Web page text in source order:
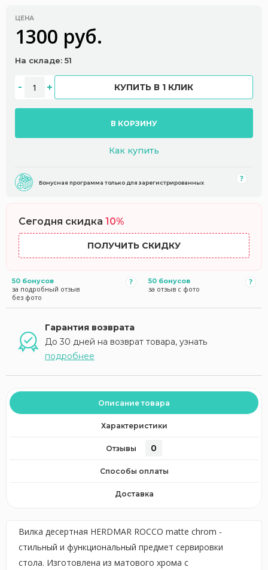
ЦЕНА
1300 руб.
На складе: 51
КУПИТЬ В 1 КЛИК
В КОРЗИНУ
Как купить
Бонусная программа только для зарегистрированных
Сегодня скидка 10%
ПОЛУЧИТЬ СКИДКУ
50 бонусов
за подробный отзыв
без фото
50 бонусов
за отзыв с фото
Гарантия возврата
До 30 дней на возврат товара, узнать
подробнее
Описание товара
Характеристики
Отзывы 0
Способы оплаты
Доставка
Вилка десертная HERDMAR ROCCO matte chrom -
стильный и функциональный предмет сервировки
стола. Изготовлена из матового хрома с